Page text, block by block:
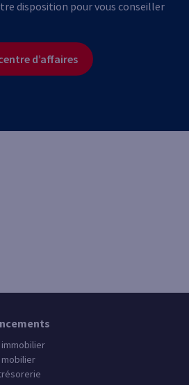
disposition pour vous conseiller
d’affaires